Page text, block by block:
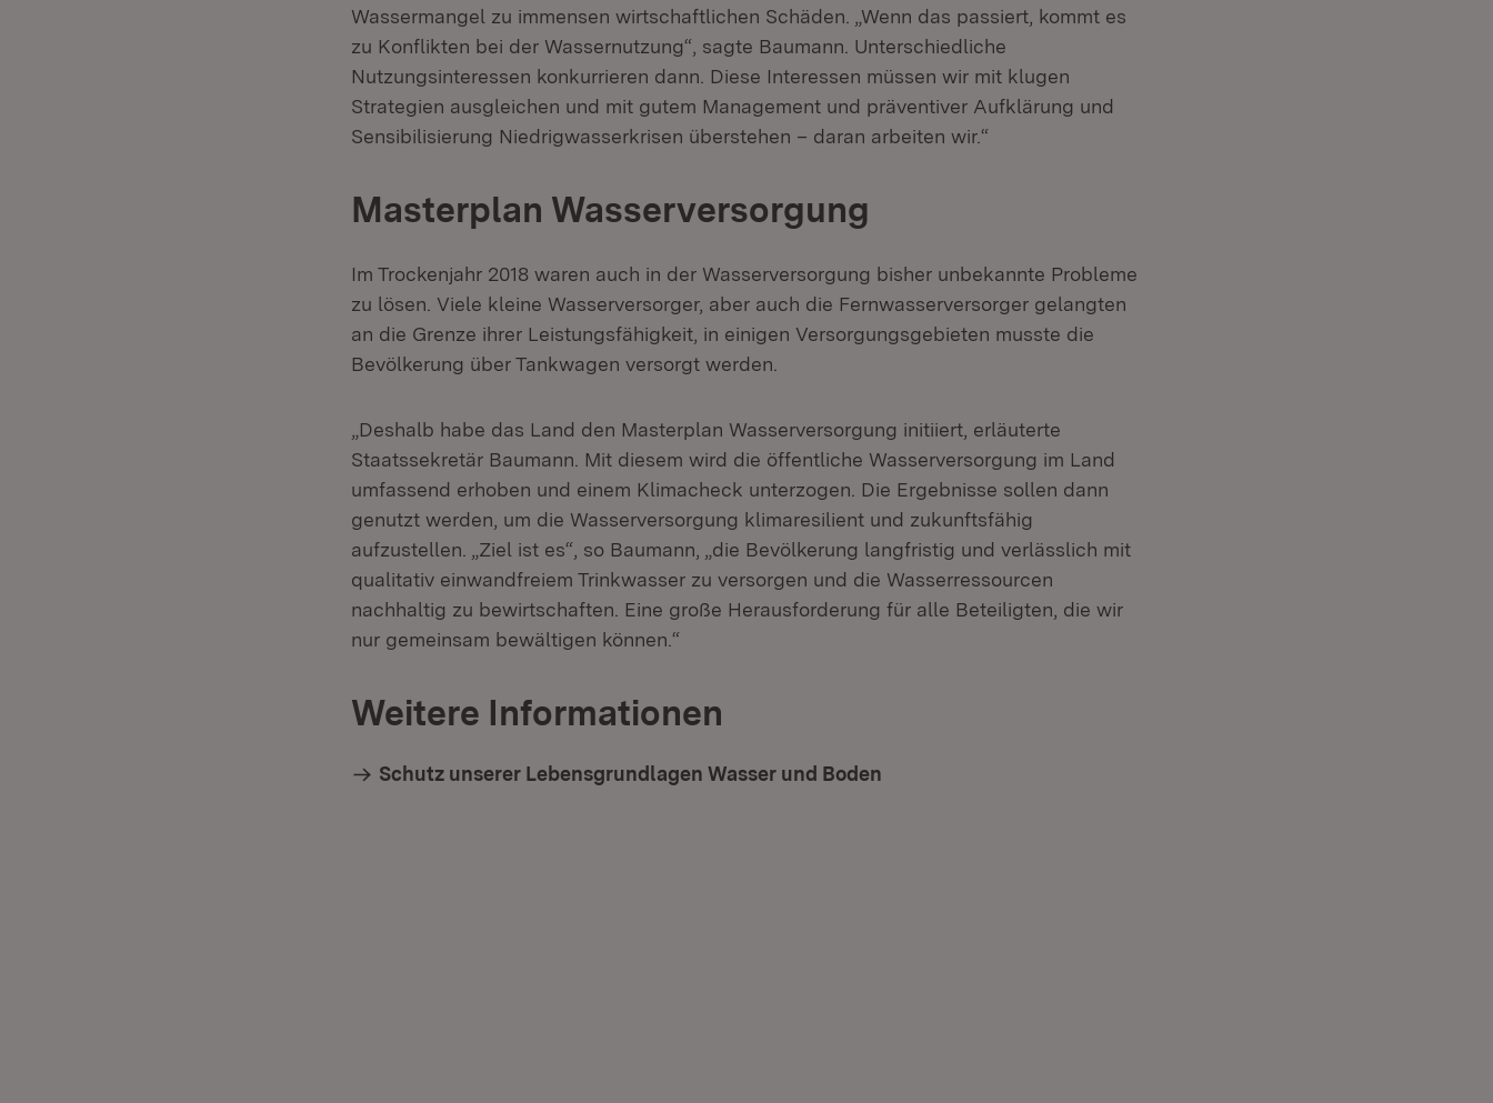
Wassermangel zu immensen wirtschaftlichen Schäden. „Wenn das passiert, kommt es
zu Konflikten bei der Wassernutzung“, sagte Baumann. Unterschiedliche
Nutzungsinteressen konkurrieren dann. Diese Interessen müssen wir mit klugen
Strategien ausgleichen und mit gutem Management und präventiver Aufklärung und
Sensibilisierung Niedrigwasserkrisen überstehen – daran arbeiten wir.“
Masterplan Wasserversorgung
Im Trockenjahr 2018 waren auch in der Wasserversorgung bisher unbekannte Probleme
zu lösen. Viele kleine Wasserversorger, aber auch die Fernwasserversorger gelangten
an die Grenze ihrer Leistungsfähigkeit, in einigen Versorgungsgebieten musste die
Bevölkerung über Tankwagen versorgt werden.
„Deshalb habe das Land den Masterplan Wasserversorgung initiiert, erläuterte
Staatssekretär Baumann. Mit diesem wird die öffentliche Wasserversorgung im Land
umfassend erhoben und einem Klimacheck unterzogen. Die Ergebnisse sollen dann
genutzt werden, um die Wasserversorgung klimaresilient und zukunftsfähig
aufzustellen. „Ziel ist es“, so Baumann, „die Bevölkerung langfristig und verlässlich mit
qualitativ einwandfreiem Trinkwasser zu versorgen und die Wasserressourcen
nachhaltig zu bewirtschaften. Eine große Herausforderung für alle Beteiligten, die wir
nur gemeinsam bewältigen können.“
Weitere Informationen
Schutz unserer Lebensgrundlagen Wasser und Boden